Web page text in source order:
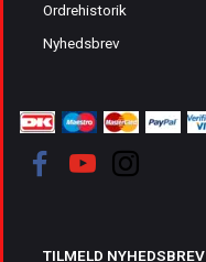
Ordrehistorik
Nyhedsbrev
TILMELD NYHEDSBREV